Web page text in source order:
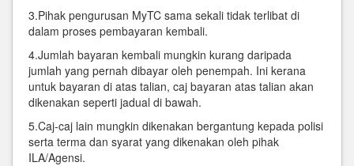
3.Pihak pengurusan MyTC sama sekali tidak terlibat di
dalam proses pembayaran kembali.
4.Jumlah bayaran kembali mungkin kurang daripada
jumlah yang pernah dibayar oleh penempah. Ini kerana
untuk bayaran di atas talian, caj bayaran atas talian akan
dikenakan seperti jadual di bawah.
5.Caj-caj lain mungkin dikenakan bergantung kepada polisi
serta terma dan syarat yang dikenakan oleh pihak
ILA/Agensi.